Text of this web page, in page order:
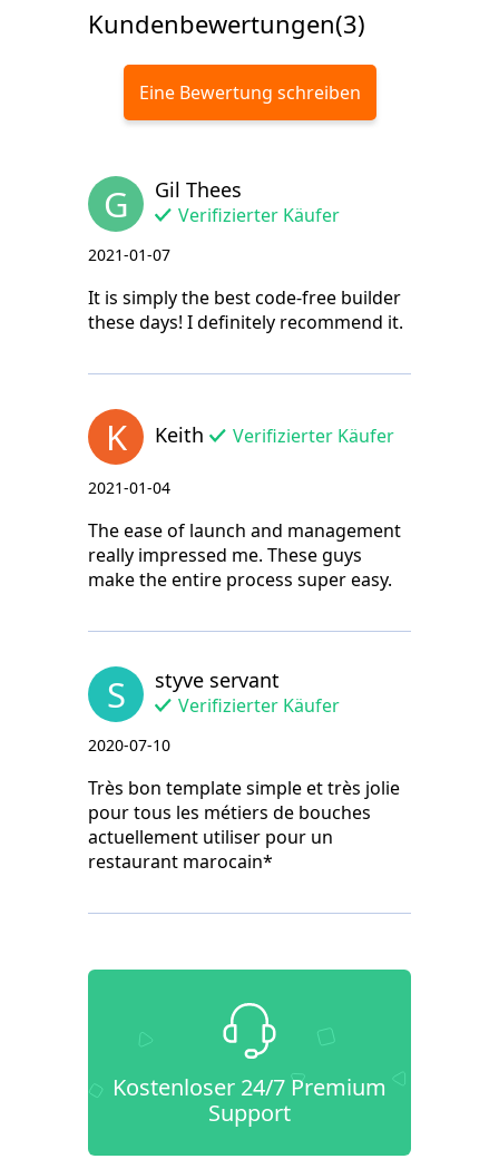
Kundenbewertungen(3)
Eine Bewertung schreiben
G Gil Thees
Verifizierter Käufer
2021-01-07
It is simply the best code-free builder
these days! I definitely recommend it.
K Keith Verifizierter Käufer
2021-01-04
The ease of launch and management
really impressed me. These guys
make the entire process super easy.
S styve servant
Verifizierter Käufer
2020-07-10
Très bon template simple et très jolie
pour tous les métiers de bouches
actuellement utiliser pour un
restaurant marocain*
Kostenloser 24/7 Premium
Support